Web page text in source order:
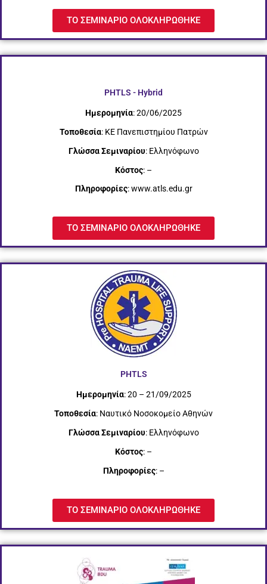
ΤΟ ΣΕΜΙΝΑΡΙΟ ΟΛΟΚΛΗΡΩΘΗΚΕ
PHTLS - Hybrid
Ημερομηνία: 20/06/2025
Τοποθεσία: ΚΕ Πανεπιστημίου Πατρών
Γλώσσα Σεμιναρίου: Ελληνόφωνο
Κόστος: –
Πληροφορίες: www.atls.edu.gr
ΤΟ ΣΕΜΙΝΑΡΙΟ ΟΛΟΚΛΗΡΩΘΗΚΕ
PHTLS
Ημερομηνία: 20 – 21/09/2025
Τοποθεσία: Nαυτικό Νοσοκομείο Αθηνών
Γλώσσα Σεμιναρίου: Ελληνόφωνο
Κόστος: –
Πληροφορίες: –
ΤΟ ΣΕΜΙΝΑΡΙΟ ΟΛΟΚΛΗΡΩΘΗΚΕ